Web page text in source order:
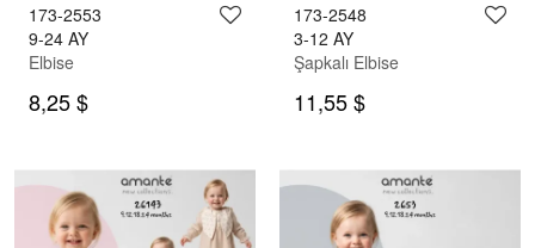
173-2553
9-24 AY
Elbise
8,25 $
173-2548
3-12 AY
Şapkalı Elbise
11,55 $